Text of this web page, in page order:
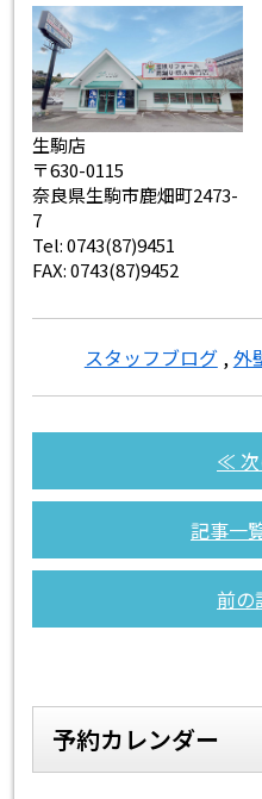
生駒店
〒630-0115
奈良県生駒市鹿畑町2473-
7
Tel: 0743(87)9451
FAX: 0743(87)9452
スタッフブログ, 外
≪ 次
記事一
前
予約カレンダー